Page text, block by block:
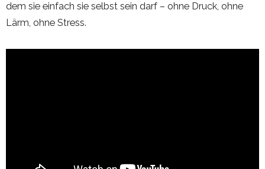
dem sie einfach sie selbst sein darf – ohne Druck, ohne
Lärm, ohne Stress.